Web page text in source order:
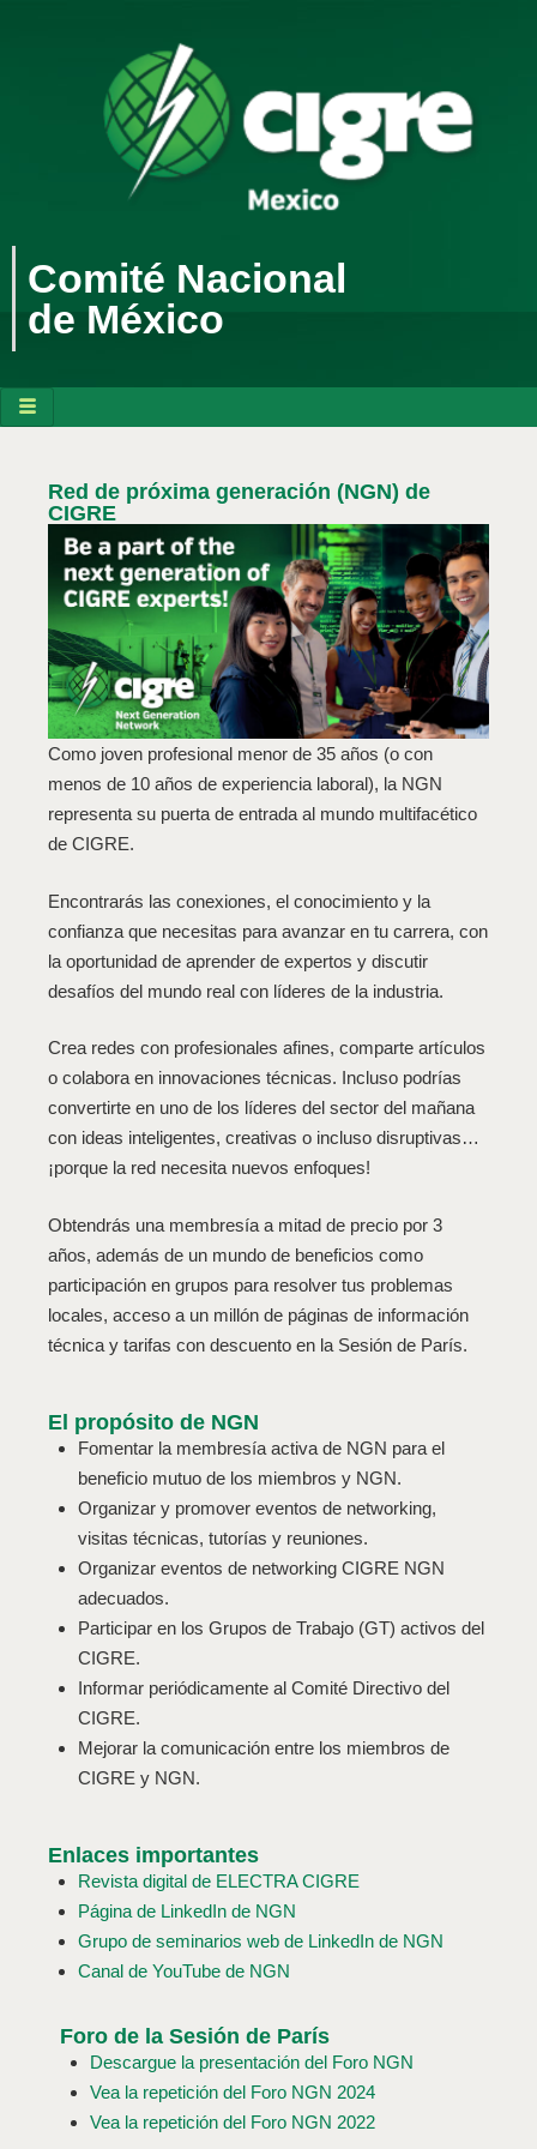
Comité Nacional
de México
Red de próxima generación (NGN) de
CIGRE
Como joven profesional menor de 35 años (o con
menos de 10 años de experiencia laboral), la NGN
representa su puerta de entrada al mundo multifacético
de CIGRE.
Encontrarás las conexiones, el conocimiento y la
confianza que necesitas para avanzar en tu carrera, con
la oportunidad de aprender de expertos y discutir
desafíos del mundo real con líderes de la industria.
Crea redes con profesionales afines, comparte artículos
o colabora en innovaciones técnicas. Incluso podrías
convertirte en uno de los líderes del sector del mañana
con ideas inteligentes, creativas o incluso disruptivas…
¡porque la red necesita nuevos enfoques!
Obtendrás una membresía a mitad de precio por 3
años, además de un mundo de beneficios como
participación en grupos para resolver tus problemas
locales, acceso a un millón de páginas de información
técnica y tarifas con descuento en la Sesión de París.
El propósito de NGN
Fomentar la membresía activa de NGN para el
beneficio mutuo de los miembros y NGN.
Organizar y promover eventos de networking,
visitas técnicas, tutorías y reuniones.
Organizar eventos de networking CIGRE NGN
adecuados.
Participar en los Grupos de Trabajo (GT) activos del
CIGRE.
Informar periódicamente al Comité Directivo del
CIGRE.
Mejorar la comunicación entre los miembros de
CIGRE y NGN.
Enlaces importantes
Revista digital de ELECTRA CIGRE
Página de LinkedIn de NGN
Grupo de seminarios web de LinkedIn de NGN
Canal de YouTube de NGN
Foro de la Sesión de París
Descargue la presentación del Foro NGN
Vea la repetición del Foro NGN 2024
Vea la repetición del Foro NGN 2022